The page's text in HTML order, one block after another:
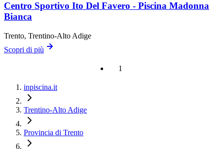
Centro Sportivo Ito Del Favero - Piscina Madonna
Bianca
Trento, Trentino-Alto Adige
Scopri di più
1
inpiscina.it
Trentino-Alto Adige
Provincia di Trento